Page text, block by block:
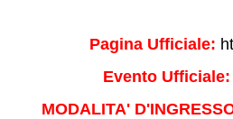
Pagina Ufficiale:
Evento Ufficiale:
MODALITA'